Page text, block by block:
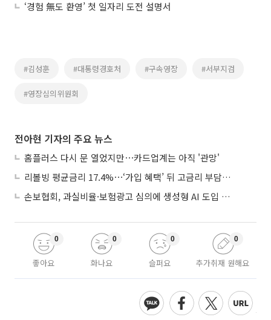
‘경험 無도 환영’ 첫 일자리 도전 설명서
#김성훈 #대통령경호처 #구속영장 #서부지검
#영장심의위원회
전아현 기자의 주요 뉴스
홈플러스 다시 문 열었지만⋯카드업계는 아직 '관망'
리볼빙 평균금리 17.4%⋯‘가입 혜택’ 뒤 고금리 부담 주의
손보협회, 과실비율·보험광고 심의에 생성형 AI 도입 추진
좋아요
0
화나요
0
슬퍼요
0
추가취재 원해요
0